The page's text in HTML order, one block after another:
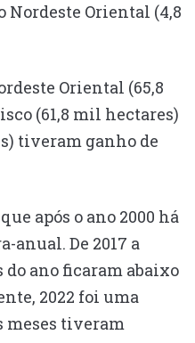
Oriental (4,8
Oriental (65,8
(61,8 mil hectares)
tiveram ganho de
após o ano 2000 há
De 2017 a
do ano ficaram abaixo
2022 foi uma
meses tiveram